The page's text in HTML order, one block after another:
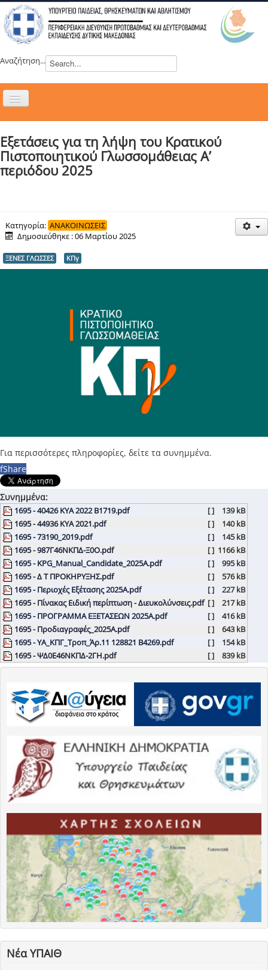
Αναζήτηση...
Εναλλαγή
ΝΕΑ
ΣΥΜΒΟΥΛΙΑ
ΔΡΑΣΕΙΣ
ΕΠΙΚΟΙΝΩΝΙΑ
ΕΞ ΑΠΟΣΤΑΣΕΩΣ ΕΚΠΑΙΔΕΥΣΗ
Εξετάσεις για τη λήψη του Κρατικού
Πιστοποιητικού Γλωσσομάθειας Α’
περιόδου 2025
Κατηγορία: ΑΝΑΚΟΙΝΩΣΕΙΣ
Δημοσιεύθηκε : 06 Μαρτίου 2025
ΞΕΝΕΣ ΓΛΩΣΣΕΣ ΚΠγ
Για περισσότερες πληροφορίες, δείτε τα συνημμένα.
fShare
Συνημμένα:
1695 - 40426 ΚΥΑ 2022 Β1719.pdf [ ]
139 kB
1695 - 44936 ΚΥΑ 2021.pdf
[ ]
140 kB
1695 - 73190_2019.pdf
[ ]
145 kB
1695 - 987Γ46ΝΚΠΔ-Ξ0Ο.pdf
[ ] 1166 kB
1695 - KPG_Manual_Candidate_2025Α.pdf
[ ]
995 kB
1695 - Δ Τ ΠΡΟΚΗΡΥΞΗΣ.pdf
[ ]
576 kB
1695 - Περιοχές Εξέτασης 2025Α.pdf
[ ]
227 kB
1695 - Πίνακας Ειδική περίπτωση - Διευκολύνσεις.pdf [ ]
217 kB
1695 - ΠΡΟΓΡΑΜΜΑ ΕΞΕΤΑΣΕΩΝ 2025Α.pdf
[ ]
416 kB
1695 - Προδιαγραφές_2025Α.pdf
[ ]
643 kB
1695 - ΥΑ_ΚΠΓ_Τροπ_Άρ.11 128821 Β4269.pdf
[ ]
154 kB
1695 - ΨΔ0Ε46ΝΚΠΔ-2ΓΗ.pdf
[ ] 839 kB
Νέα ΥΠΑΙΘ